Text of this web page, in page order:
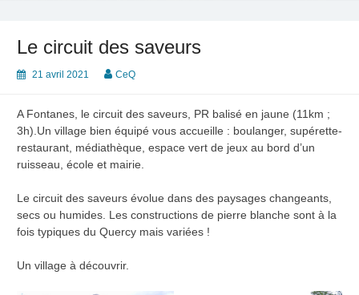
Le circuit des saveurs
21 avril 2021 CeQ
A Fontanes, le circuit des saveurs, PR balisé en jaune (11km ;
3h).Un village bien équipé vous accueille : boulanger, supérette-
restaurant, médiathèque, espace vert de jeux au bord d’un
ruisseau, école et mairie.
Le circuit des saveurs évolue dans des paysages changeants,
secs ou humides. Les constructions de pierre blanche sont à la
fois typiques du Quercy mais variées !
Un village à découvrir.